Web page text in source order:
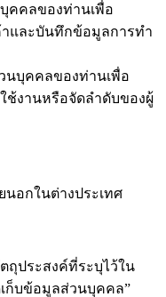
คคลของท่านเพื่อ
และบันทึกข้อมูลการทำ
นบุคคลของท่านเพื่อ
ช้งานหรือจัดลำดับของผู้
อกในต่างประเทศ
ถุประสงค์ที่ระบุไว้ใน
ก็บข้อมูลส่วนบุคคล”